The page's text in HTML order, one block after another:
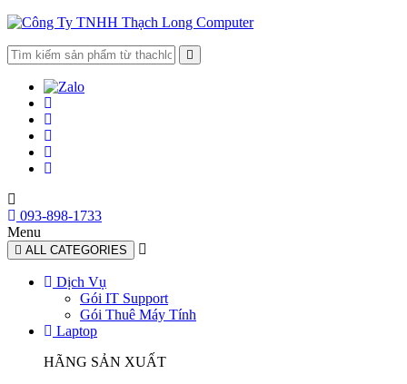
093-898-1733
Menu
ALL CATEGORIES
Dịch Vụ
Gói IT Support
Gói Thuê Máy Tính
Laptop
HÃNG SẢN XUẤT